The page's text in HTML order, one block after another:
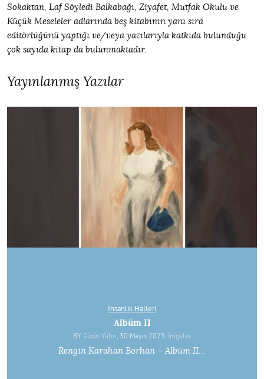
Sokaktan, Laf Söyledi Balkabağı, Ziyafet, Mutfak Okulu ve
Küçük Meseleler adlarında beş kitabının yanı sıra
editörlüğünü yaptığı ve/veya yazılarıyla katkıda bulunduğu
çok sayıda kitap da bulunmaktadır.
Yayınlanmış Yazılar
İnsanlık Halleri
Albüm II
BY Güzin Yalın, 30 Mayıs 2025, İmgeler
Rengin Karahan Borhan – Albüm II…